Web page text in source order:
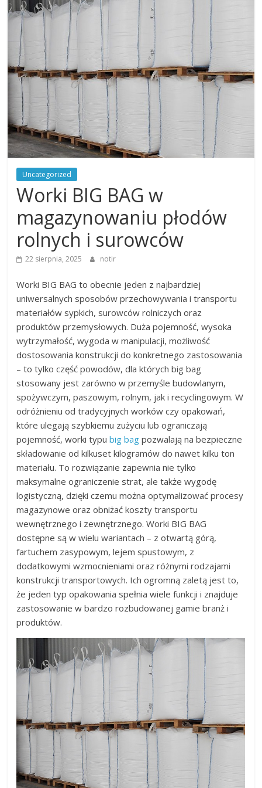
na
wiele
tematów
Uncategorized
Worki BIG BAG w
magazynowaniu płodów
rolnych i surowców
22 sierpnia, 2025 notir
Worki BIG BAG to obecnie jeden z najbardziej
uniwersalnych sposobów przechowywania i transportu
materiałów sypkich, surowców rolniczych oraz
produktów przemysłowych. Duża pojemność, wysoka
wytrzymałość, wygoda w manipulacji, możliwość
dostosowania konstrukcji do konkretnego zastosowania
– to tylko część powodów, dla których big bag
stosowany jest zarówno w przemyśle budowlanym,
spożywczym, paszowym, rolnym, jak i recyclingowym. W
odróżnieniu od tradycyjnych worków czy opakowań,
które ulegają szybkiemu zużyciu lub ograniczają
pojemność, worki typubig bag pozwalają na bezpieczne
składowanie od kilkuset kilogramów do nawet kilku ton
materiału. To rozwiązanie zapewnia nie tylko
maksymalne ograniczenie strat, ale także wygodę
logistyczną, dzięki czemu można optymalizować procesy
magazynowe oraz obniżać koszty transportu
wewnętrznego i zewnętrznego. Worki BIG BAG
dostępne są w wielu wariantach – z otwartą górą,
fartuchem zasypowym, lejem spustowym, z
dodatkowymi wzmocnieniami oraz różnymi rodzajami
konstrukcji transportowych. Ich ogromną zaletą jest to,
że jeden typ opakowania spełnia wiele funkcji i znajduje
zastosowanie w bardzo rozbudowanej gamie branż i
produktów.